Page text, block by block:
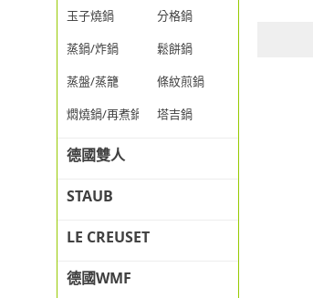
玉子燒鍋
分格鍋
蒸鍋/炸鍋
鬆餅鍋
蒸盤/蒸籠
條紋煎鍋
燜燒鍋/再煮鍋
塔吉鍋
德國雙人
STAUB
LE CREUSET
德國WMF